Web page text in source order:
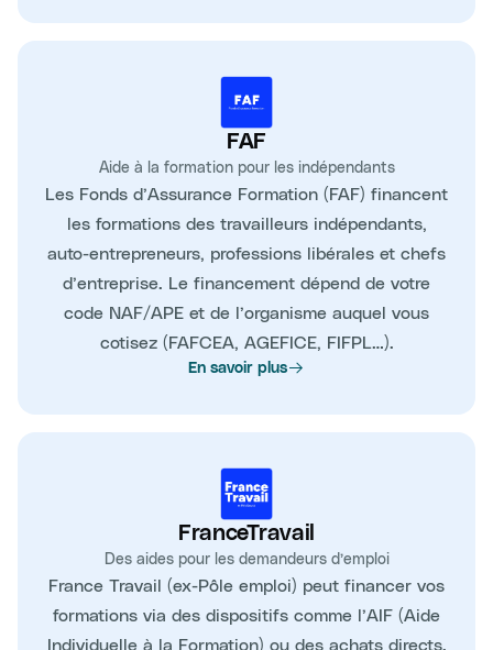
FAF
Aide à la formation pour les indépendants
Les Fonds d’Assurance Formation (FAF) financent
les formations des travailleurs indépendants,
auto-entrepreneurs, professions libérales et chefs
d’entreprise. Le financement dépend de votre
code NAF/APE et de l’organisme auquel vous
cotisez (FAFCEA, AGEFICE, FIFPL…).
En savoir plus
FranceTravail
Des aides pour les demandeurs d’emploi
France Travail (ex-Pôle emploi) peut financer vos
formations via des dispositifs comme l’AIF (Aide
Individuelle à la Formation) ou des achats directs.